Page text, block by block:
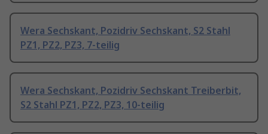
Wera Sechskant, Pozidriv Sechskant, S2 Stahl
PZ1, PZ2, PZ3, 7-teilig
Wera Sechskant, Pozidriv Sechskant Treiberbit,
S2 Stahl PZ1, PZ2, PZ3, 10-teilig